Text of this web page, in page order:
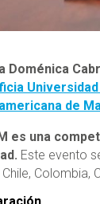
Doménica
de
es una
Este evento
Chile, Colombia,